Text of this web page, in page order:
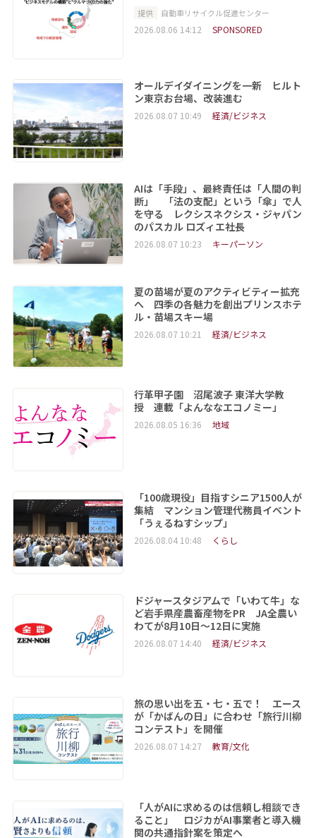
提供 自動車リサイクル促進センター
2026.08.06 14:12 SPONSORED
オールデイダイニングを一新 ヒルト
ン東京お台場、改装進む
2026.08.07 10:49 経済/ビジネス
AIは「手段」、最終責任は「人間の判
断」 「法の支配」という「傘」で人
を守る レクシスネクシス・ジャパン
のパスカル ロズィエ社長
2026.08.07 10:23 キーパーソン
夏の苗場が夏のアクティビティー拡充
へ 四季の各魅力を創出プリンスホテ
ル・苗場スキー場
2026.08.07 10:21 経済/ビジネス
行革甲子園 沼尾波子 東洋大学教
授 連載「よんななエコノミー」
2026.08.05 16:36 地域
「100歳現役」目指すシニア1500人が
集結 マンション管理代務員イベント
「うぇるねすシップ」
2026.08.04 10:48 くらし
ドジャースタジアムで「いわて牛」な
ど岩手県産農畜産物をPR JA全農い
わてが8月10日～12日に実施
2026.08.07 14:40 経済/ビジネス
旅の思い出を五・七・五で！ エース
が「かばんの日」に合わせ「旅行川柳
コンテスト」を開催
2026.08.07 14:27 教育/文化
「人がAIに求めるのは信頼し相談でき
ること」 ロジカがAI事業者と導入機
関の共通指針案を策定へ